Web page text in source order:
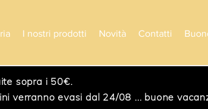
I nostri prodotti Novità Contatti
sopra i 50€.
verranno evasi dal 24/08 ... buone